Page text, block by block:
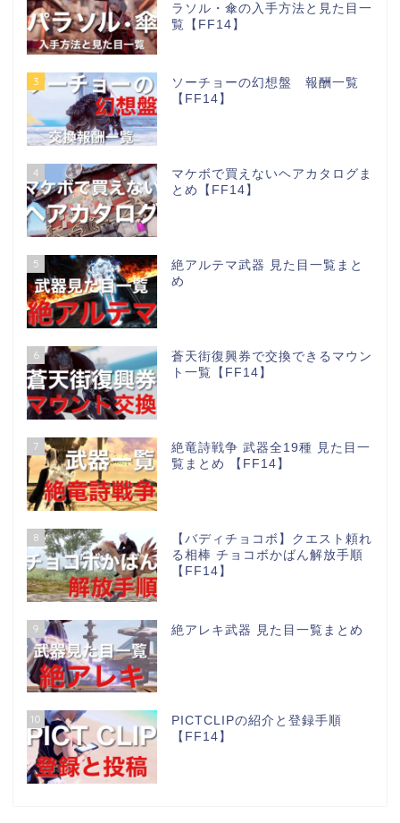
ラソル・傘の入手方法と見た目一
覧【FF14】
3
ソーチョーの幻想盤 報酬一覧
【FF14】
4
マケボで買えないヘアカタログま
とめ【FF14】
5
絶アルテマ武器 見た目一覧まと
め
6
蒼天街復興券で交換できるマウン
ト一覧【FF14】
7
絶竜詩戦争 武器全19種 見た目一
覧まとめ 【FF14】
8
【バディチョコボ】クエスト頼れ
る相棒 チョコボかばん解放手順
【FF14】
9 絶アレキ武器 見た目一覧まとめ
10
PICTCLIPの紹介と登録手順
【FF14】